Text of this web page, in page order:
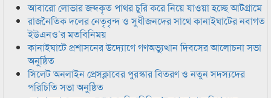
আবারো লোভার জব্দকৃত পাথর চুরি করে নিয়ে যাওয়া হচ্ছে আটগ্রামে
রাজনৈতিক দলের নেতৃবৃন্দ ও সুধীজনদের সাথে কানাইঘাটের নবাগত
ইউএনও’র মতবিনিময়
কানাইঘাটে প্রশাসনের উদ্যোগে গণঅভ্যুত্থান দিবসের আলোচনা সভা
অনুষ্ঠিত
সিলেট অনলাইন প্রেসক্লাবের পুরস্কার বিতরণ ও নতুন সদস্যদের
পরিচিতি সভা অনুষ্ঠিত